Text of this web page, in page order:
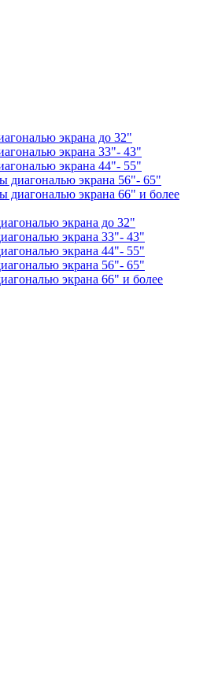
экрана до 32"
экрана 33"- 43"
экрана 44"- 55"
диагональю экрана 56"- 65"
экрана 66" и более
экрана до 32"
экрана 33"- 43"
экрана 44"- 55"
экрана 56"- 65"
экрана 66" и более